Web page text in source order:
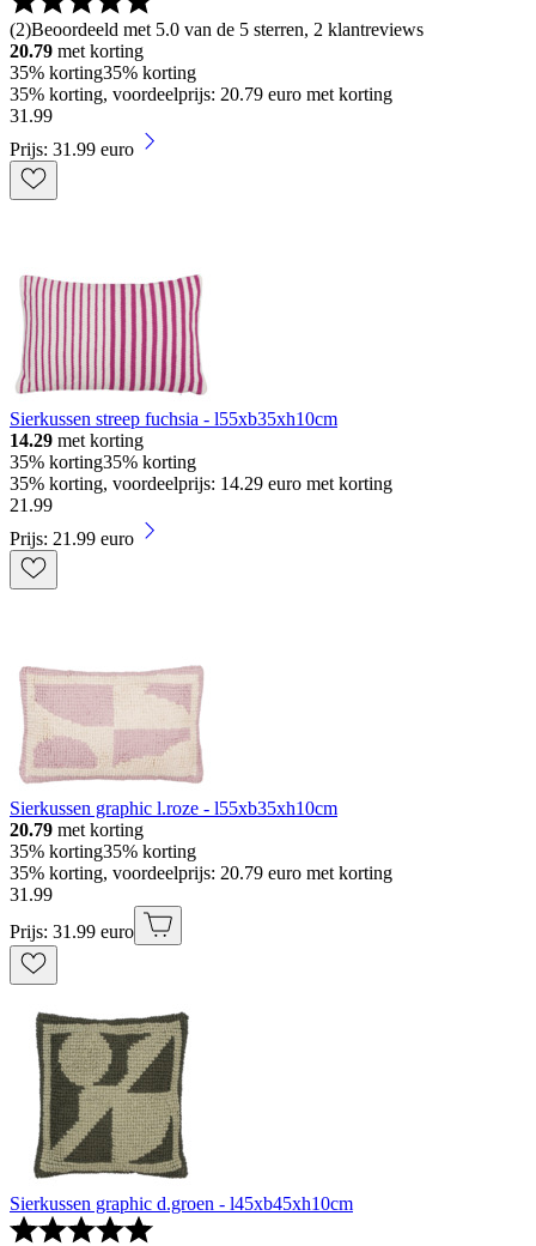
(2)Beoordeeld met 5.0 van de 5 sterren, 2 klantreviews
20.79 met korting
35% korting35% korting
35% korting, voordeelprijs: 20.79 euro met korting
31 .99
Prijs: 31.99 euro
Sierkussen streep fuchsia - l55xb35xh10cm
14.29 met korting
35% korting35% korting
35% korting, voordeelprijs: 14.29 euro met korting
21 .99
Prijs: 21.99 euro
Sierkussen graphic l.roze - l55xb35xh10cm
20.79 met korting
35% korting35% korting
35% korting, voordeelprijs: 20.79 euro met korting
31 .99
Prijs: 31.99 euro
Sierkussen graphic d.groen - l45xb45xh10cm